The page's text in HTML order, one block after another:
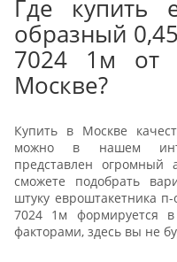
Где купить
образный
7024 1м от
Москве?
Купить в Москве
можно в нашем
представлен огромный
сможете подобрать
штуку евроштакетника
7024 1м формируется в
факторами, здесь вы не